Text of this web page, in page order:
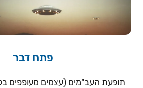
פתח דבר
תופעת העב"מים (עצמים מעופפים